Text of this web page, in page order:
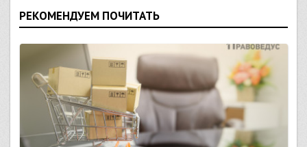
РЕКОМЕНДУЕМ ПОЧИТАТЬ